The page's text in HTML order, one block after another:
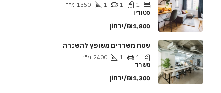
1
1
1
1350 מ"ר
סטודיו
₪1,800/יַרחוֹן
שטח משרדים משופץ להשכרה
1
1
2400 מ"ר
משרד
₪1,300/יַרחוֹן